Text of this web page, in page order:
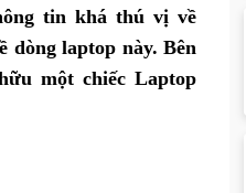
tin khá thú vị về
dòng laptop này. Bên
một chiếc Laptop